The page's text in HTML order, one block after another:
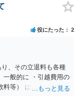
。 12年間の居住実
用の準備が困難な事情
当事由判断において
な事情と立退料など
般的に高いと考えら
契約の有効性を直ち
賃貸借の効力は原則
普通借家契約が継続
と、②貸主側の事情
的に書面で説明して
役にたった 2
、その立退料も各種
一般的に ・引越費用の
料等） は固い部分かと